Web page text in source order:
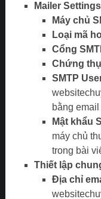
Mailer
Máy chủ
Loại mã
Cổng
Chứng
SMTP
bằng
Mật khẩu
máy chủ
trong bài
Thiết lập
Địa chỉ